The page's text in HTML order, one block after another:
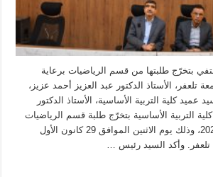
بتخرّج طلبتها من قسم الرياضيات برعاية
الأستاذ الدكتور عبد العزيز أحمد عزيز،
كلية التربية الأساسية، الأستاذ الدكتور
التربية الأساسية بتخرّج طلبة قسم الرياضيات
للعام الدراسي 2025–2026، وذلك يوم الاثنين الموافق 29 كانون الأول